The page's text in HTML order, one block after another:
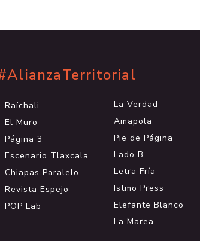
Raíchali
El Muro
Página 3
Escenario Tlaxcala
Chiapas Paralelo
Revista Espejo
POP Lab
.
La Verdad
Amapola
Pie de Página
Lado B
Letra Fría
Istmo Press
Elefante Blanco
La Marea